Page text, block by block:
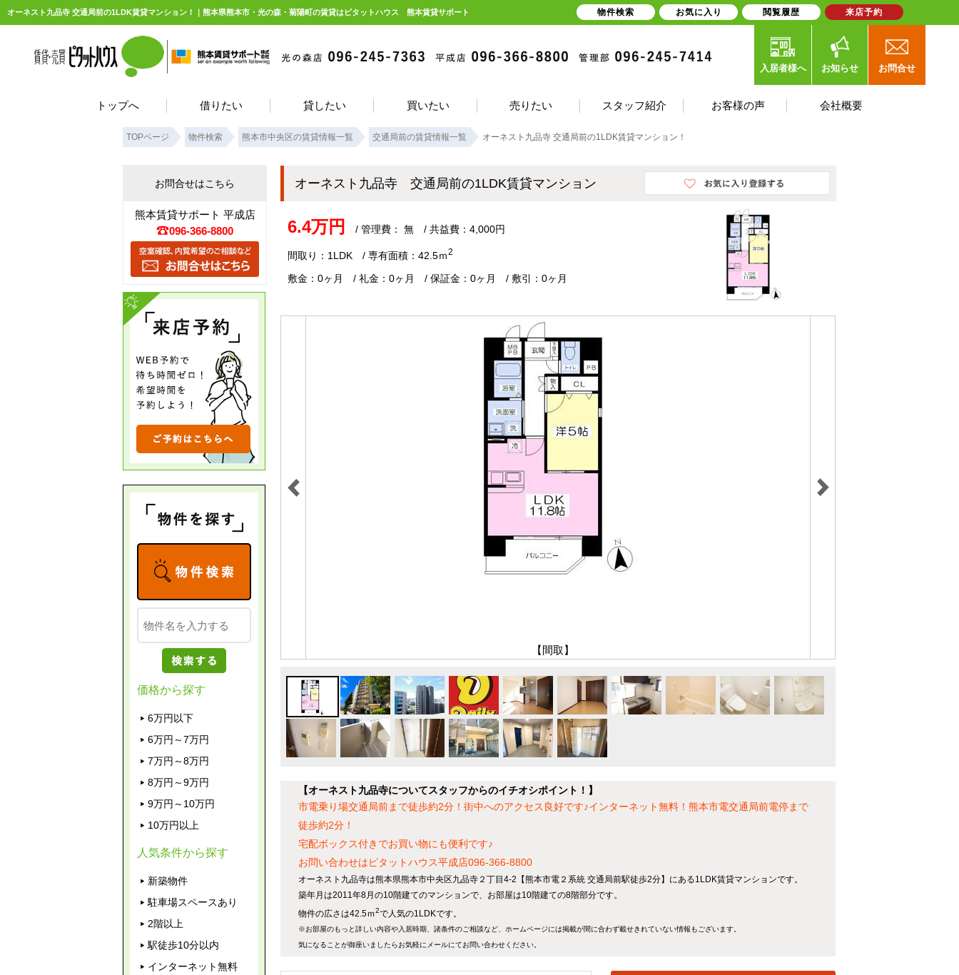
オーネスト九品寺 交通局前の1LDK賃貸マンション！｜熊本県熊本市・光の森・菊陽町の賃貸はピタットハウス 熊本賃貸サポート
入居者様へ お知らせ お問合せ
トップへ 借りたい 貸したい 買いたい 売りたい スタッフ紹介 お客様の声 会社概要
TOPページ 物件検索 熊本市中央区の賃貸情報一覧 交通局前の賃貸情報一覧 オーネスト九品寺 交通局前の1LDK賃貸マンション！
オーネスト九品寺 交通局前の1LDK賃貸マンション
6.4万円 / 管理費： 無 / 共益費：4,000円
間取り：1LDK / 専有面積：42.5ｍ2
敷金：0ヶ月 / 礼金：0ヶ月 / 保証金：0ヶ月 / 敷引：0ヶ月
【間取】
【オーネスト九品寺についてスタッフからのイチオシポイント！】
市電乗り場交通局前まで徒歩約2分！街中へのアクセス良好です♪インターネット無料！熊本市電交通局前電停まで
徒歩約2分！
宅配ボックス付きでお買い物にも便利です♪
お問い合わせはピタットハウス平成店096-366-8800
オーネスト九品寺は熊本県熊本市中央区九品寺２丁目4-2【熊本市電２系統 交通局前駅徒歩2分】にある1LDK賃貸マンションです。
築年月は2011年8月の10階建てのマンションで、お部屋は10階建ての8階部分です。
物件の広さは42.5ｍ2で人気の1LDKです。
※お部屋のもっと詳しい内容や入居時期、諸条件のご相談など、ホームページには掲載が間に合わず載せきれていない情報もございます。
気になることが御座いましたらお気軽にメールにてお問い合わせください。
お問合せはこちら
熊本賃貸サポート 平成店
096-366-8800
価格から探す
6万円以下
6万円～7万円
7万円～8万円
8万円～9万円
9万円～10万円
10万円以上
人気条件から探す
新築物件
駐車場スペースあり
2階以上
駅徒歩10分以内
インターネット無料
物件検索 お気に入り 閲覧履歴 来店予約